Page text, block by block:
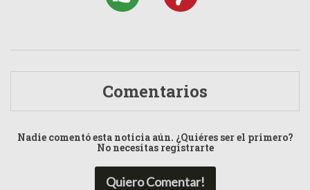
Comentarios
Nadie comentó esta noticia aún. ¿Quiéres ser el primero?
No necesitas registrarte
Quiero Comentar!